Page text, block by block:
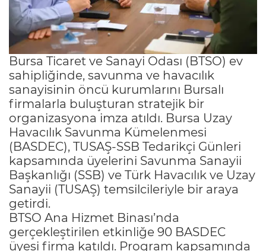
Bursa Ticaret ve Sanayi Odası (BTSO) ev
sahipliğinde, savunma ve havacılık
sanayisinin öncü kurumlarını Bursalı
firmalarla buluşturan stratejik bir
organizasyona imza atıldı. Bursa Uzay
Havacılık Savunma Kümelenmesi
(BASDEC), TUSAŞ-SSB Tedarikçi Günleri
kapsamında üyelerini Savunma Sanayii
Başkanlığı (SSB) ve Türk Havacılık ve Uzay
Sanayii (TUSAŞ) temsilcileriyle bir araya
getirdi.
BTSO Ana Hizmet Binası’nda
gerçekleştirilen etkinliğe 90 BASDEC
üyesi firma katıldı. Program kapsamında